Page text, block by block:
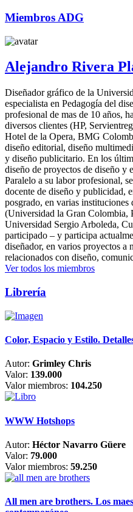
Miembros ADG
Alejandro Rivera
Diseñador gráfico de la
especialista en Pedagogía del
profesional de mas de 10 años,
diversos clientes (HP,
Hotel de la Opera, BMG
diseño editorial, diseño
y diseño publicitario. En los
diseño de proyectos de diseño y
Paralelo a su labor profesional,
docente de diseño y publicidad,
posgrado, en varias instituciones
(Universidad la Gran Colombia,
Universidad Sergio Arboleda,
participado – y participa
diseñador, en varios proyectos
relacionados con diseño,
Ver todos los miembros
Librería
Color, Espacio y Estilo.
Autor: Grimley Chris
Valor: 139.000
Valor miembros: 104.250
WWW Hotshops
Autor: Héctor Navarro Güere
Valor: 79.000
Valor miembros: 59.250
All men are brothers. Los